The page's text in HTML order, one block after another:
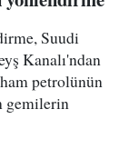
Suudi
Kanalı'ndan
petrolünün
gemilerin